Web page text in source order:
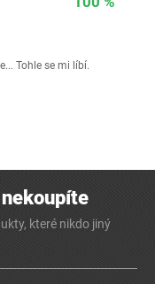
Tohle se mi líbí.
které nikdo jiný